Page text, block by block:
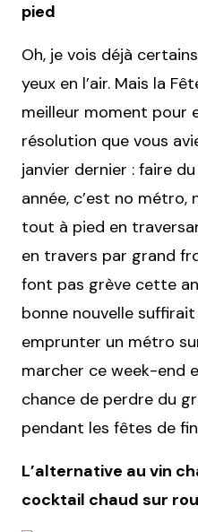
pied
Oh, je vois déjà
yeux en l’air. Mais la
meilleur moment pour
résolution que vous
janvier dernier : faire
année, c’est no
tout à pied en
en travers par grand
font pas grève cette
bonne nouvelle
emprunter un métro
marcher ce week-end
chance de perdre du
pendant les fêtes de fin
L’alternative au vin
cocktail chaud sur